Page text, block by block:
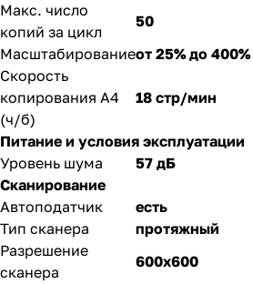
Макс. число
копий за цикл
50
Масштабированиеот 25% до 400%
Скорость
копирования A4
(ч/б)
18 стр/мин
Питание и условия эксплуатации
Уровень шума
57 дБ
Сканирование
Автоподатчик
есть
Тип сканера
протяжный
Разрешение
сканера
600x600